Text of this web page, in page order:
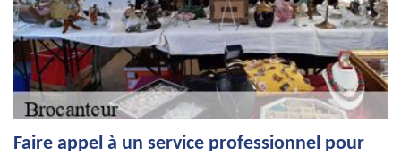
Faire appel à un service professionnel pour